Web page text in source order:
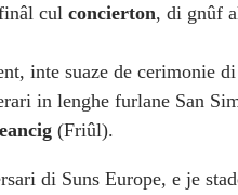
culconcierton, di gnûf
inte suaze de cerimonie di
in lenghe furlane San
(Friûl).
di Suns Europe, e je